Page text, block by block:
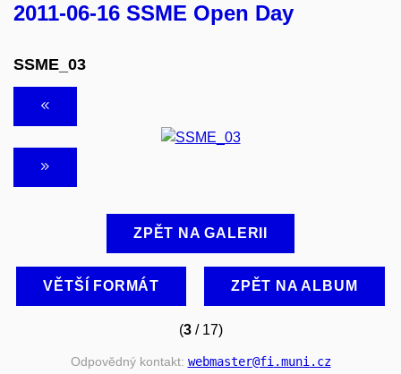
2011-06-16 SSME Open Day
SSME_03
ZPĚT NA GALERII
VĚTŠÍ FORMÁT ZPĚT NA ALBUM
(3/ 17)
Odpovědný kontakt: webmaster@fi.muni.cz